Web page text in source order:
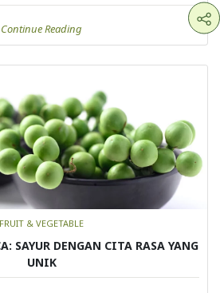
Continue Reading
FRUIT & VEGETABLE
SAYUR DENGAN CITA RASA YANG
UNIK